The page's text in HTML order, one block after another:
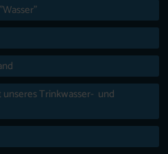
unseres Trinkwasser- und